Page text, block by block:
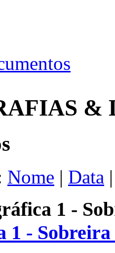
&
Nome | Data
1 -